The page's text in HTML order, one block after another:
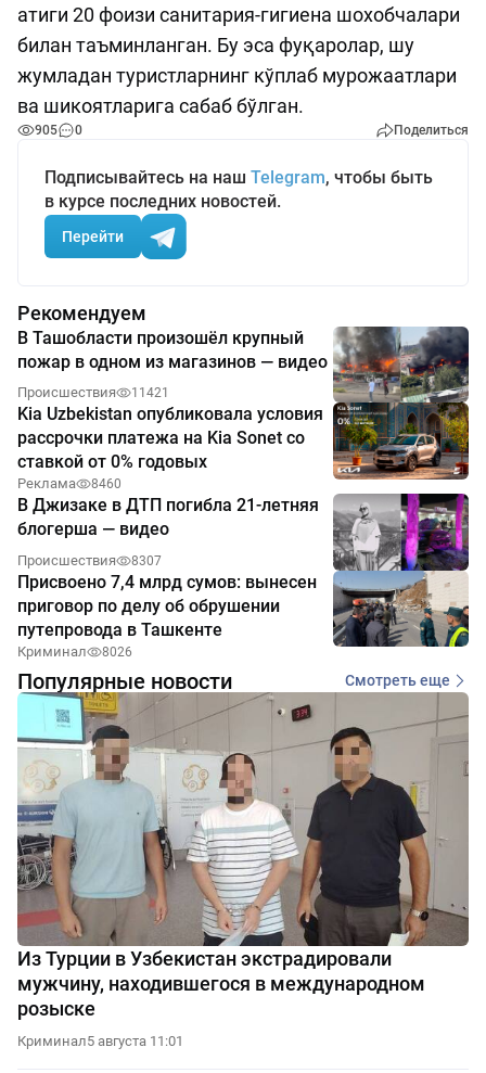
атиги 20 фоизи санитария-гигиена шохобчалари
билан таъминланган. Бу эса фуқаролар, шу
жумладан туристларнинг кўплаб мурожаатлари
ва шикоятларига сабаб бўлган.
905 0 Поделиться
Подписывайтесь на наш Telegram, чтобы быть
в курсе последних новостей.
Перейти
Рекомендуем
В Ташобласти произошёл крупный
пожар в одном из магазинов — видео
Происшествия 11421
Kia Uzbekistan опубликовала условия
рассрочки платежа на Kia Sonet со
ставкой от 0% годовых
Реклама 8460
В Джизаке в ДТП погибла 21-летняя
блогерша — видео
Происшествия 8307
Присвоено 7,4 млрд сумов: вынесен
приговор по делу об обрушении
путепровода в Ташкенте
Криминал 8026
Популярные новости Смотреть еще
Из Турции в Узбекистан экстрадировали
мужчину, находившегося в международном
розыске
Криминал5 августа 11:01